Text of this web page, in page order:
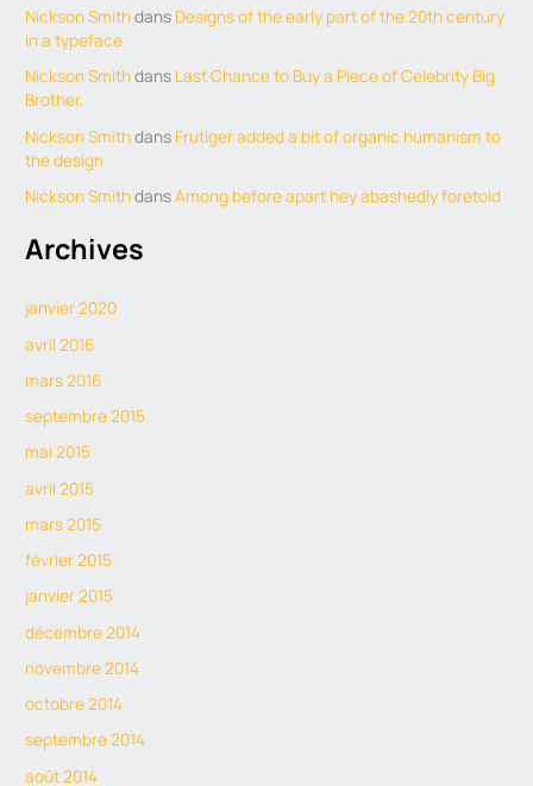
Nickson Smithdans Designs of the early part of the 20th century
in a typeface
Nickson Smithdans Last Chance to Buy a Piece of Celebrity Big
Brother.
Nickson Smithdans Frutiger added a bit of organic humanism to
the design
Nickson SmithdansAmong before apart hey abashedly foretold
Archives
janvier 2020
avril 2016
mars 2016
septembre 2015
mai 2015
avril 2015
mars 2015
février 2015
janvier 2015
décembre 2014
novembre 2014
octobre 2014
septembre 2014
août 2014